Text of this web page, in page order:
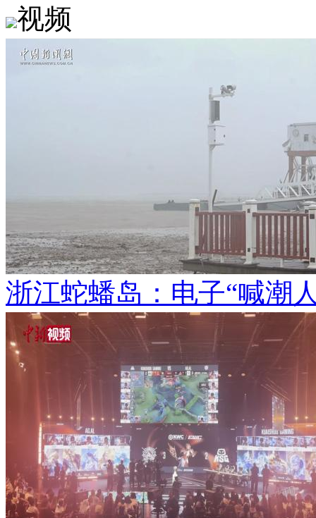
视频
浙江蛇蟠岛：电子“喊潮